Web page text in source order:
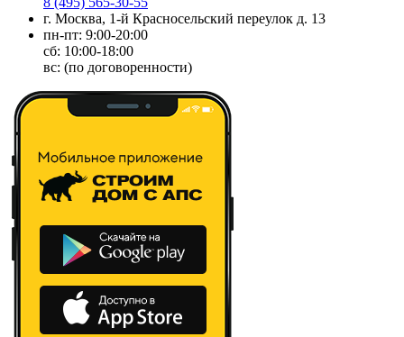
г. Москва, 1-й Красносельский переулок д. 13
пн-пт: 9:00-20:00
сб: 10:00-18:00
вс: (по договоренности)